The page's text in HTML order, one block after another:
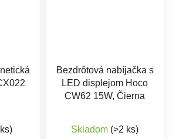
Bezdrôtová nabíjačka s
LED displejom Hoco
CW62 15W, Čierna
Skladom (>2 ks)